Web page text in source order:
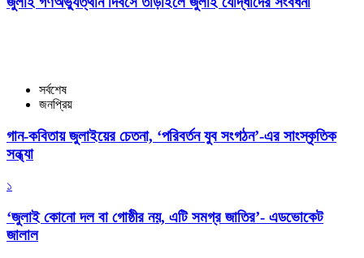
সর্বশেষ
জনপ্রিয়
গান-কবিতায় জুলাইয়ের চেতনা, ‘পরিবর্তন যুব সংগঠন’-এর সাংস্কৃতিক
সন্ধ্যা
১
‘জুলাই কোনো দল বা গোষ্ঠীর নয়, এটি সমগ্র জাতির’- এডভোকেট
জালাল